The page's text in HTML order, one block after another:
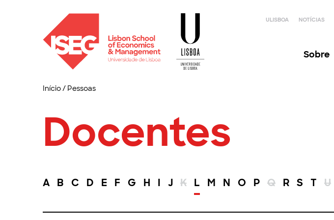
ULISBOA NOTÍCIAS
Sobre
Início/ Pessoas
Docentes
A B C D E F G H I J K L M N O P Q R S T U